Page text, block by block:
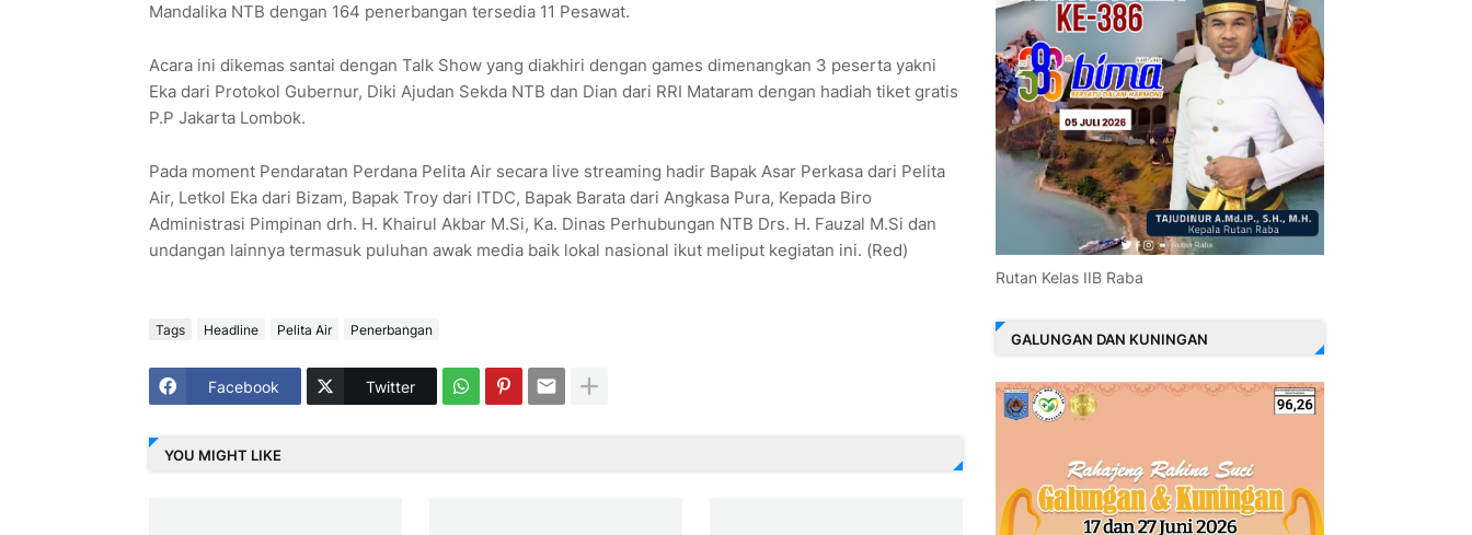
Mandalika NTB dengan 164 penerbangan tersedia 11 Pesawat.
Acara ini dikemas santai dengan Talk Show yang diakhiri dengan games dimenangkan 3 peserta yakni
Eka dari Protokol Gubernur, Diki Ajudan Sekda NTB dan Dian dari RRI Mataram dengan hadiah tiket gratis
P.P Jakarta Lombok.
Pada moment Pendaratan Perdana Pelita Air secara live streaming hadir Bapak Asar Perkasa dari Pelita
Air, Letkol Eka dari Bizam, Bapak Troy dari ITDC, Bapak Barata dari Angkasa Pura, Kepada Biro
Administrasi Pimpinan drh. H. Khairul Akbar M.Si, Ka. Dinas Perhubungan NTB Drs. H. Fauzal M.Si dan
undangan lainnya termasuk puluhan awak media baik lokal nasional ikut meliput kegiatan ini. (Red)
Tags Headline Pelita Air Penerbangan
Facebook Twitter
YOU MIGHT LIKE
Rutan Kelas IIB Raba
GALUNGAN DAN KUNINGAN